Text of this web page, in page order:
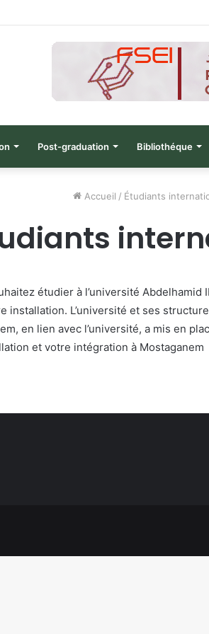
Post-graduation Bibliothéque
Accueil / Étudiants
étudier à l’université
installation. L’université et ses
en lien avec l’université, a mis en
et votre intégration à Mostaganem